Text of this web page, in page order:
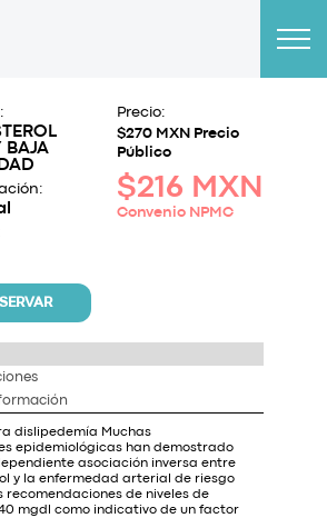
BAJA
Precio:
$270 MXN Precio
Público
$216 MXN
Convenio NPMC
dislipedemía Muchas
epidemiológicas han demostrado
asociación inversa entre
y la enfermedad arterial de riesgo
recomendaciones de niveles de
mgdl como indicativo de un factor